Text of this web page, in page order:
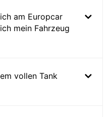
am Europcar
mein Fahrzeug
vollen Tank